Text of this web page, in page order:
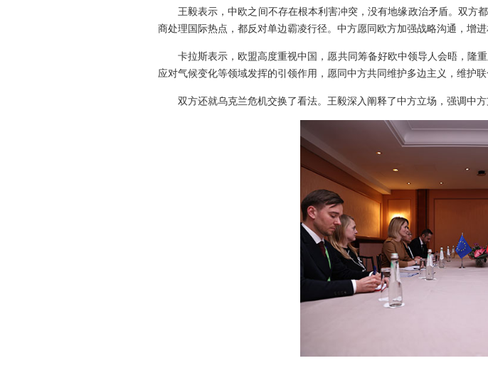
王毅表示，中欧之间不存在根本利害冲突，没有地缘政治矛盾。双方
商处理国际热点，都反对单边霸凌行径。中方愿同欧方加强战略沟通，增
卡拉斯表示，欧盟高度重视中国，愿共同筹备好欧中领导人会晤，隆
应对气候变化等领域发挥的引领作用，愿同中方共同维护多边主义，维护联
双方还就乌克兰危机交换了看法。王毅深入阐释了中方立场，强调中